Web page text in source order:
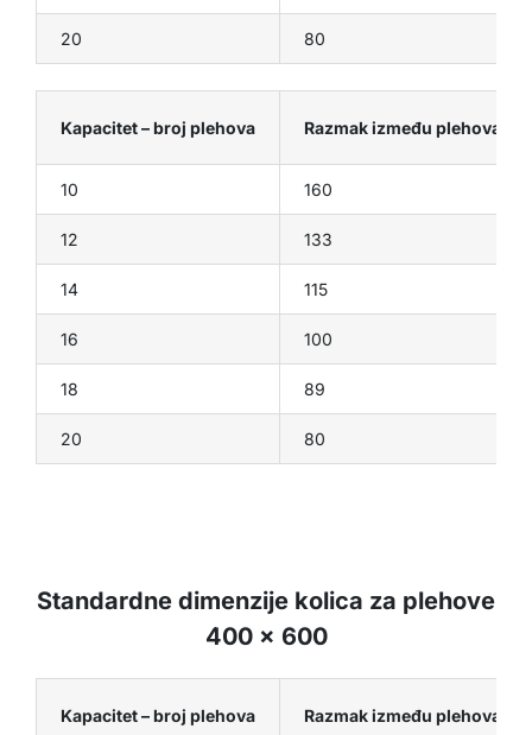
20 80
Kapacitet – broj plehova Razmak između plehova
10 160
12 133
14 115
16 100
18 89
20 80
Standardne dimenzije kolica za plehove
400 x 600
Kapacitet – broj plehova Razmak između plehova